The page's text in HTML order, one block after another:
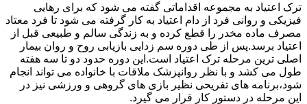
ترک اعتیاد به مجموعه اقداماتی گفته می شود که برای رهایی
فیزیکی و روانی فرد از دام اعتیاد به کار گرفته می شود تا فرد معتاد
مصرف ماده مخدر را قطع کرده و به زندگی سالم و طبیعی قبل از
اعتیاد برسد.پس از طی دوره سم زدایی بازیابی روح و روان بیمار
اصلی ترین مرحله ترک اعتیاد است.این دوره حدود دو تا سه هفته
طول می کشد و با نظر روانپزشک ملاقات با خانواده می تواند انجام
شود،برنامه های تفریحی نظیر بازی های گروهی و ورزشی نیز در
این مرحله در دستور کار قرار می گیرد.